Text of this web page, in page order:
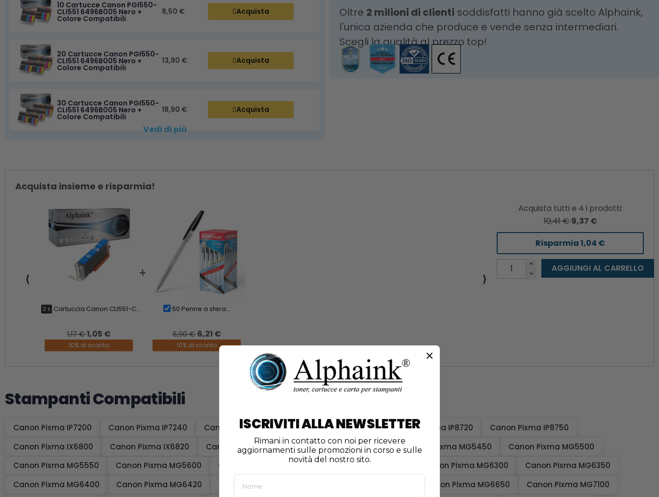
10 Cartucce Canon PGI550-
CLI551 6496B005 Nero +
Colore Compatibili
8,50 € Acquista
20 Cartucce Canon PGI550-
CLI551 6496B005 Nero +
Colore Compatibili
13,90 € Acquista
30 Cartucce Canon PGI550-
CLI551 6496B005 Nero +
Colore Compatibili
18,90 € Acquista
Vedi di più
Oltre 2 milioni di clienti soddisfatti hanno già scelto Alphaink,
l'unica azienda che produce e vende senza intermediari.
Scegli la qualità al prezzo top!
Acquista insieme e risparmia!
⟨
3 x Cartuccia Canon CLI551-C...
1,17 €1,05 €
10% di sconto
50 Penne a sfera...
6,90 €6,21 €
10% di sconto
⟩
Acquista tutti e 4 i prodotti:
10,41 €9,37 €
Risparmia1,04 €
AGGIUNGI AL CARRELLO
Stampanti Compatibili
Canon Pixma IP7200 Canon Pixma IP7240 Canon Pixma IP7250 Canon Pixma IP8700 Canon Pixma IP8720
Canon Pixma IP8750
Canon Pixma IX6800
Canon Pixma IX6820 Canon Pixma IX6850 Canon Pixma MG5400 Canon Pixma MG5450
Canon Pixma MG5500
Canon Pixma MG5550
Canon Pixma MG5600 Canon Pixma MG5650 Canon Pixma MG5655 Canon Pixma MG6300
Canon Pixma MG6350
Canon Pixma MG6400
Canon Pixma MG6420 Canon Pixma MG6450 Canon Pixma MG6650
Canon Pixma MG7100
ISCRIVITI ALLA NEWSLETTER
Rimani in contatto con noi per ricevere
aggiornamenti sulle promozioni in corso e sulle
novità del nostro sito.